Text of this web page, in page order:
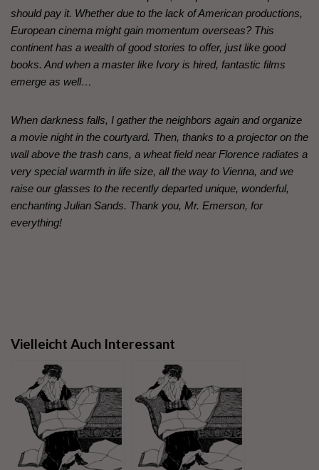
should pay it. Whether due to the lack of American productions,
European cinema might gain momentum overseas? This
continent has a wealth of good stories to offer, just like good
books. And when a master like Ivory is hired, fantastic films
emerge as well…
When darkness falls, I gather the neighbors again and organize
a movie night in the courtyard. Then, thanks to a projector on the
wall above the trash cans, a wheat field near Florence radiates a
very special warmth in life size, all the way to Vienna, and we
raise our glasses to the recently departed unique, wonderful,
enchanting Julian Sands. Thank you, Mr. Emerson, for
everything!
Vielleicht Auch Interessant